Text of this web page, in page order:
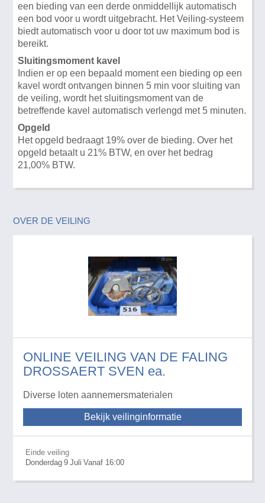
een bieding van een derde onmiddellijk automatisch
een bod voor u wordt uitgebracht. Het Veiling-systeem
biedt automatisch voor u door tot uw maximum bod is
bereikt.
Sluitingsmoment kavel
Indien er op een bepaald moment een bieding op een
kavel wordt ontvangen binnen 5 min voor sluiting van
de veiling, wordt het sluitingsmoment van de
betreffende kavel automatisch verlengd met 5 minuten.
Opgeld
Het opgeld bedraagt 19% over de bieding. Over het
opgeld betaalt u 21% BTW, en over het bedrag
21,00% BTW.
OVER DE VEILING
ONLINE VEILING VAN DE FALING
DROSSAERT SVEN ea.
Diverse loten aannemersmaterialen
Bekijk veilinginformatie
Einde veiling
Donderdag 9 Juli Vanaf 16:00